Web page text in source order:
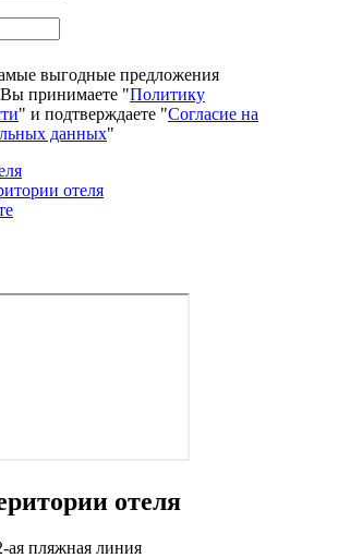
выгодные предложения
Вы принимаете "Политику
" и подтверждаете "Согласие на
данных"
отеля
отеля
ая пляжная линия